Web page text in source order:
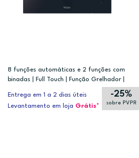
8 funções automáticas e 2 funções com
binadas | Full Touch | Função Grelhador |
Entrega em 1 a 2 dias úteis
Levantamento em loja Grátis*
-25%
sobre PVPR